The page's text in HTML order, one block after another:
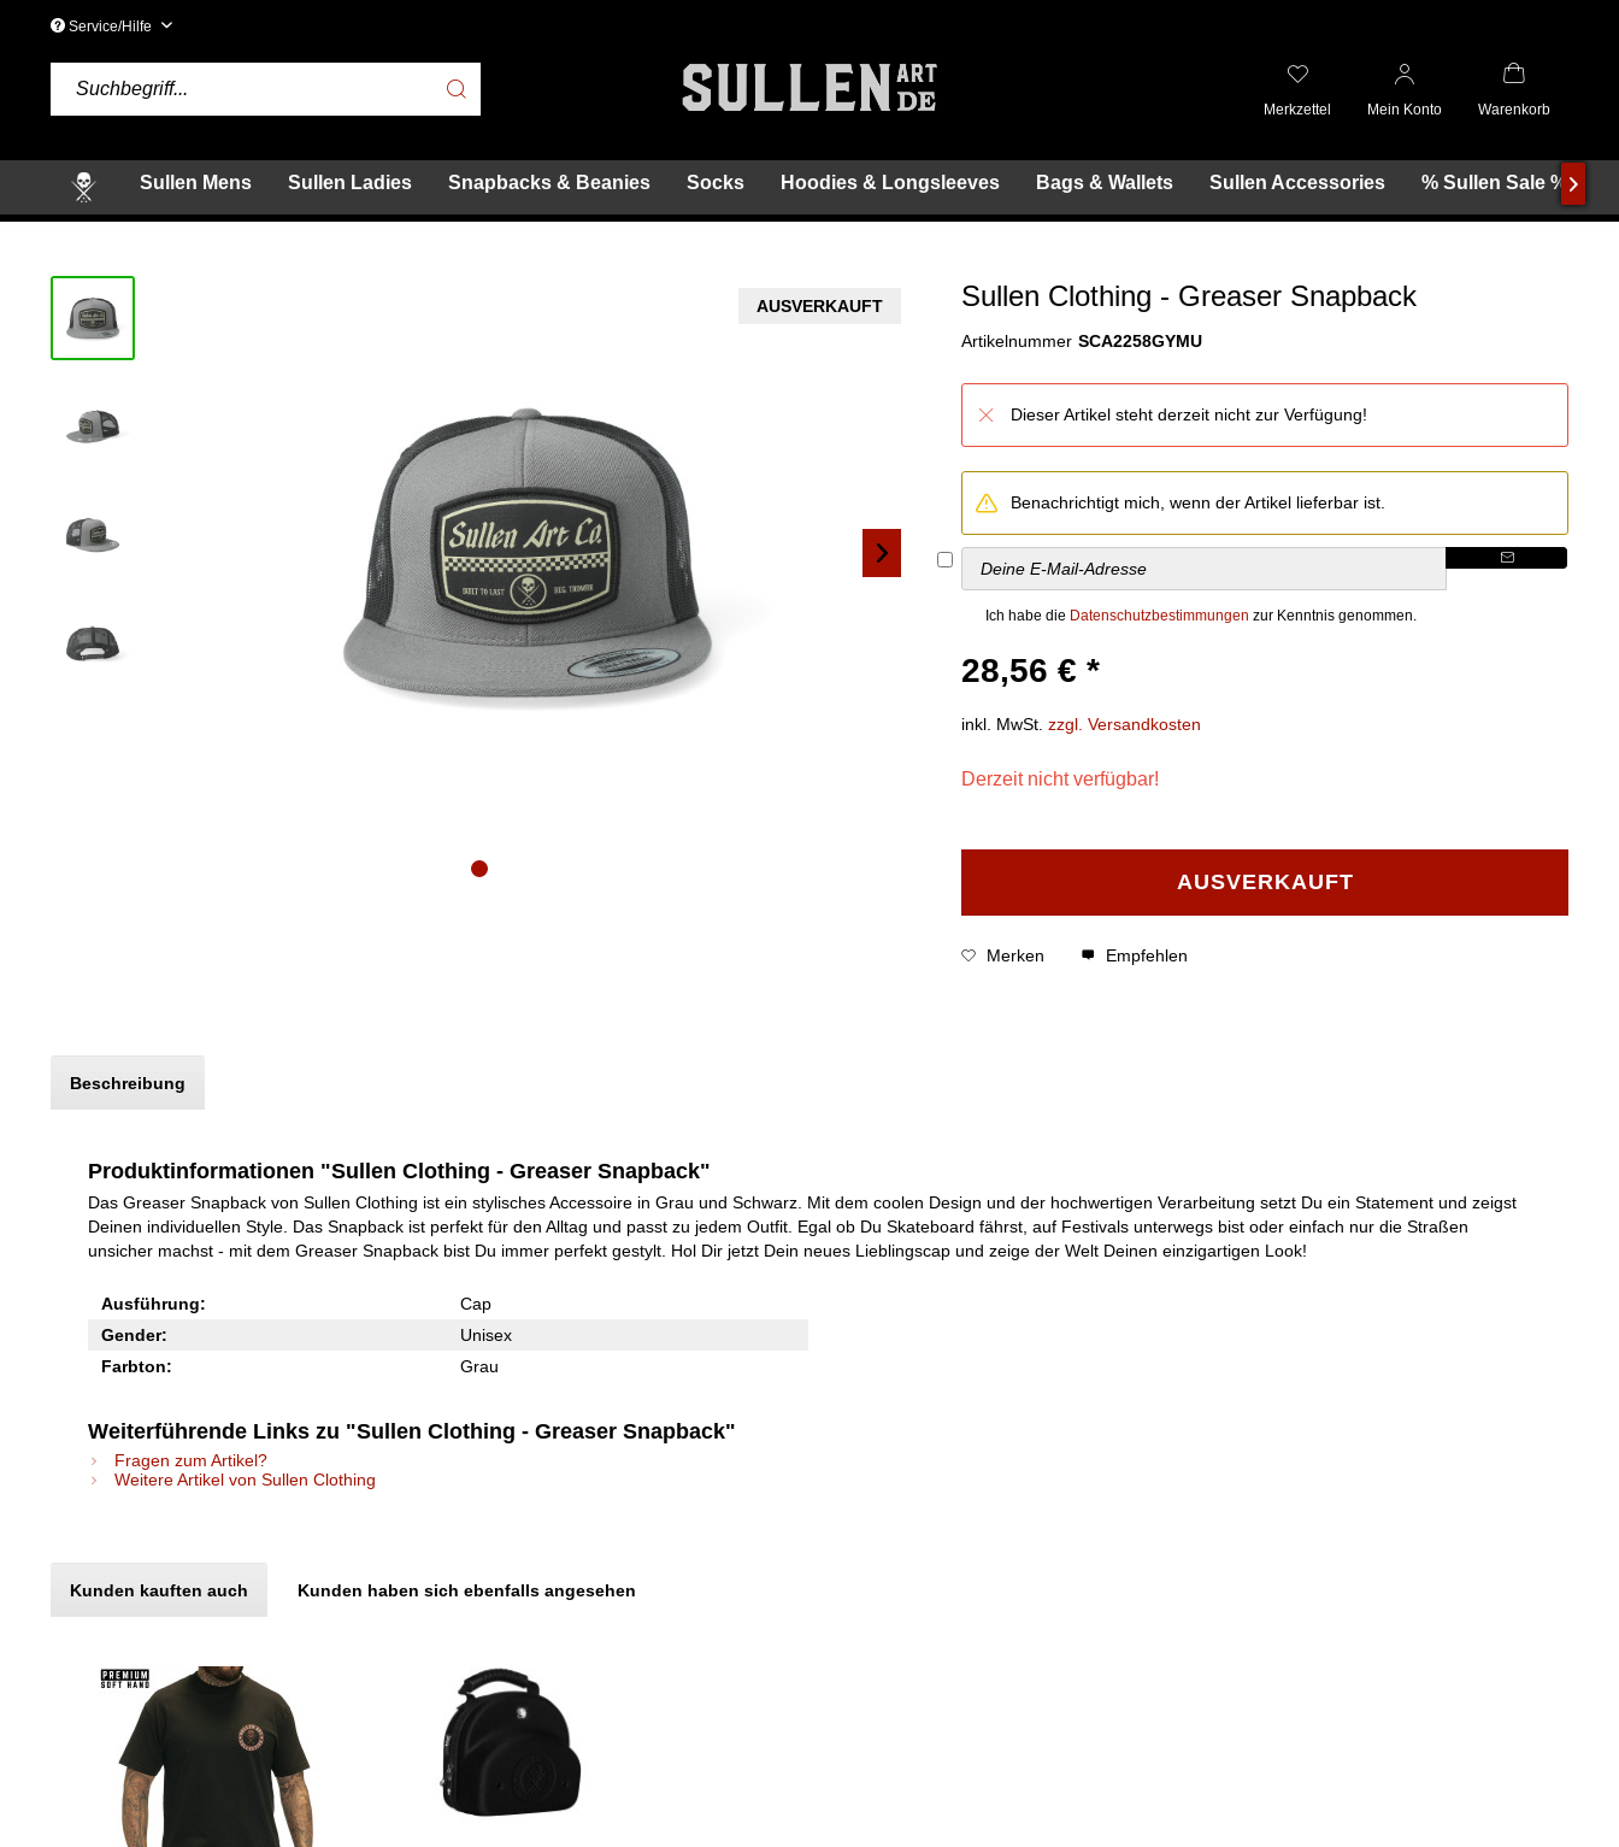
Service/Hilfe
Merkzettel Mein Konto Warenkorb
Sullen Mens Sullen Ladies Snapbacks & Beanies Socks Hoodies & Longsleeves Bags & Wallets Sullen Accessories % Sullen Sale % 
AUSVERKAUFT Sullen Clothing - Greaser Snapback
Artikelnummer SCA2258GYMU
Dieser Artikel steht derzeit nicht zur Verfügung!
Benachrichtigt mich, wenn der Artikel lieferbar ist.
Ich habe die Datenschutzbestimmungen zur Kenntnis genommen.
28,56 € *
inkl. MwSt. zzgl. Versandkosten
Derzeit nicht verfügbar!
AUSVERKAUFT
Merken Empfehlen
Beschreibung
Produktinformationen "Sullen Clothing - Greaser Snapback"
Das Greaser Snapback von Sullen Clothing ist ein stylisches Accessoire in Grau und Schwarz. Mit dem coolen Design und der hochwertigen Verarbeitung setzt Du ein Statement und zeigst
Deinen individuellen Style. Das Snapback ist perfekt für den Alltag und passt zu jedem Outfit. Egal ob Du Skateboard fährst, auf Festivals unterwegs bist oder einfach nur die Straßen
unsicher machst - mit dem Greaser Snapback bist Du immer perfekt gestylt. Hol Dir jetzt Dein neues Lieblingscap und zeige der Welt Deinen einzigartigen Look!
Ausführung:
Cap
Gender:
Unisex
Farbton:
Grau
Weiterführende Links zu "Sullen Clothing - Greaser Snapback"
Fragen zum Artikel?
Weitere Artikel von Sullen Clothing
Kunden kauften auch Kunden haben sich ebenfalls angesehen